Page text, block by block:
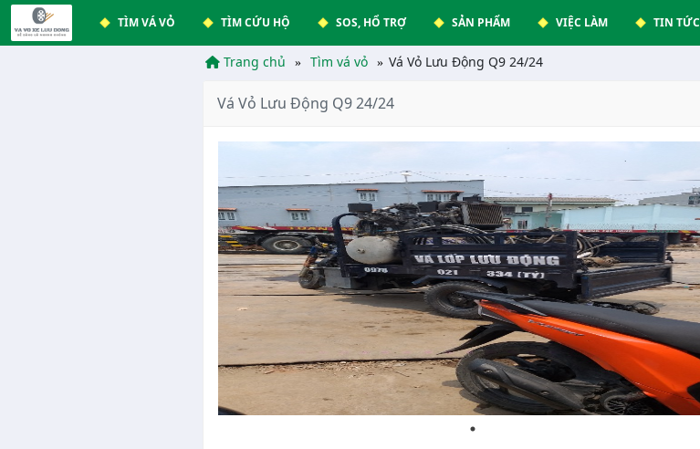
TÌM VÁ VỎ TÌM CỨU HỘ SOS, HỔ TRỢ SẢN PHẨM VIỆC LÀM TIN TỨC
Trang chủ Tìm vá vỏ Vá Vỏ Lưu Động Q9 24/24
Vá Vỏ Lưu Động Q9 24/24